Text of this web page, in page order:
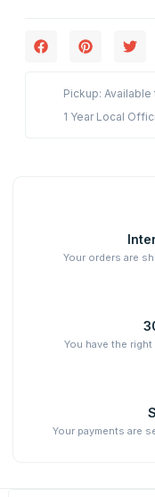
Pickup:
1 Year Local
Your orders are
You have the
Your payments are